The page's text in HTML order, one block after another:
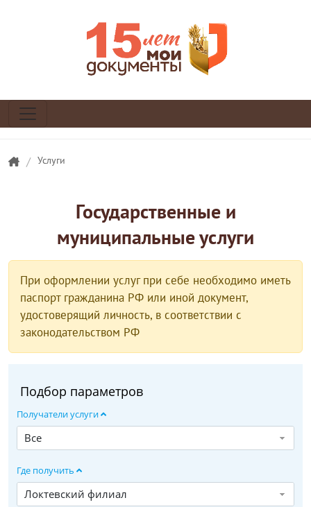
/ Услуги
Государственные и
муниципальные услуги
При оформлении услуг при себе необходимо иметь
паспорт гражданина РФ или иной документ,
удостоверящий личность, в соответствии с
законодательством РФ
Подбор параметров
Получатели услуги
Все
Где получить
Локтевский филиал